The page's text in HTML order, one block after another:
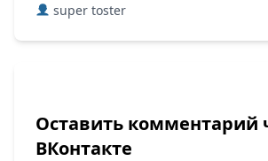
super toster
Оставить комментарий
ВКонтакте